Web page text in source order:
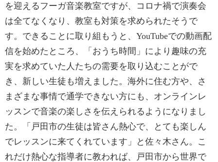
を迎えるフーガ音楽教室ですが、コロナ禍で演奏会
は全てなくなり、教室も対策を求められたそうで
す。できることに取り組もうと、YouTubeでの動画配
信を始めたところ、「おうち時間」により趣味の充
実を求めていた人たちの需要を取り込むことがで
き、新しい生徒も増えました。海外に住む方や、さ
まざまな事情で通学できない方にも、オンラインレ
ッスンで音楽の楽しさを伝えられるようになりまし
た。「戸田市の生徒は皆さん熱心で、とても楽しん
でレッスンに来てくれています」と佐々木さん。こ
れだけ熱心な指導者に教われば、戸田市から世界で